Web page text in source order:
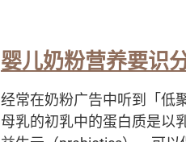
婴儿奶粉营养要识
经常在奶粉广告中听到「低
母乳的初乳中的蛋白质是以